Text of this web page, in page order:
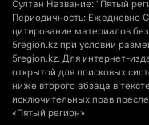
3 августа 2026 г. 18:08
Спустя 78 лет тигр
природу
3 августа 2026 г. 16:16
Султан Название: "Пятый
Периодичность: Ежедневно
цитирование материалов
5region.kz при условии
5region.kz. Для интернет-
открытой для поисковых
ниже второго абзаца в
исключительных прав
«Пятый регион»